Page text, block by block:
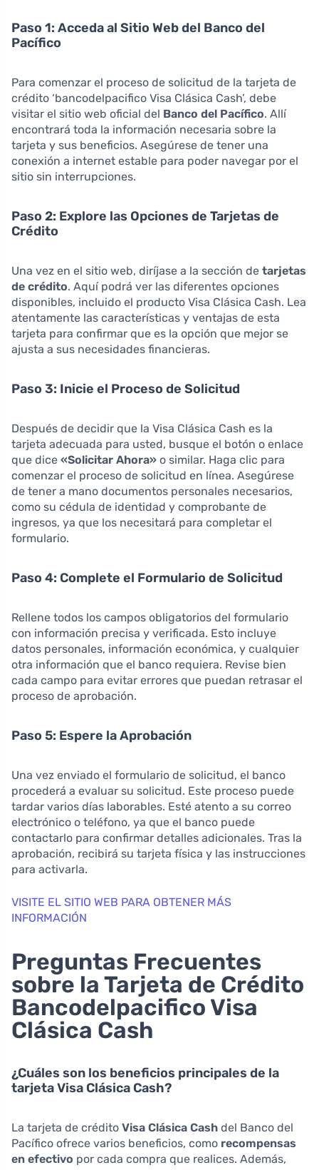
Paso 1: Acceda al Sitio Web del Banco del
Pacífico
Para comenzar el proceso de solicitud de la tarjeta de
crédito ‘bancodelpacifico Visa Clásica Cash’, debe
visitar el sitio web oficial del Banco del Pacífico. Allí
encontrará toda la información necesaria sobre la
tarjeta y sus beneficios. Asegúrese de tener una
conexión a internet estable para poder navegar por el
sitio sin interrupciones.
Paso 2: Explore las Opciones de Tarjetas de
Crédito
Una vez en el sitio web, diríjase a la sección de tarjetas
de crédito. Aquí podrá ver las diferentes opciones
disponibles, incluido el producto Visa Clásica Cash. Lea
atentamente las características y ventajas de esta
tarjeta para confirmar que es la opción que mejor se
ajusta a sus necesidades financieras.
Paso 3: Inicie el Proceso de Solicitud
Después de decidir que la Visa Clásica Cash es la
tarjeta adecuada para usted, busque el botón o enlace
que dice «Solicitar Ahora» o similar. Haga clic para
comenzar el proceso de solicitud en línea. Asegúrese
de tener a mano documentos personales necesarios,
como su cédula de identidad y comprobante de
ingresos, ya que los necesitará para completar el
formulario.
Paso 4: Complete el Formulario de Solicitud
Rellene todos los campos obligatorios del formulario
con información precisa y verificada. Esto incluye
datos personales, información económica, y cualquier
otra información que el banco requiera. Revise bien
cada campo para evitar errores que puedan retrasar el
proceso de aprobación.
Paso 5: Espere la Aprobación
Una vez enviado el formulario de solicitud, el banco
procederá a evaluar su solicitud. Este proceso puede
tardar varios días laborables. Esté atento a su correo
electrónico o teléfono, ya que el banco puede
contactarlo para confirmar detalles adicionales. Tras la
aprobación, recibirá su tarjeta física y las instrucciones
para activarla.
VISITE EL SITIO WEB PARA OBTENER MÁS
INFORMACIÓN
Preguntas Frecuentes
sobre la Tarjeta de Crédito
Bancodelpacifico Visa
Clásica Cash
¿Cuáles son los beneficios principales de la
tarjeta Visa Clásica Cash?
La tarjeta de crédito Visa Clásica Cash del Banco del
Pacífico ofrece varios beneficios, como recompensas
en efectivo por cada compra que realices. Además,